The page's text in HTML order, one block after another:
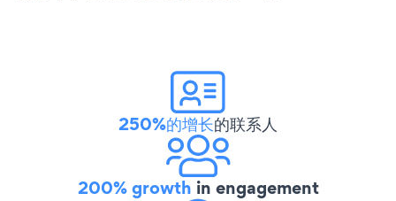
250%的增长的联系人
200% growth in engagement